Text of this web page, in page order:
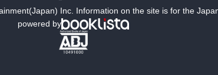
Inc. Information on the site is for the
powered by